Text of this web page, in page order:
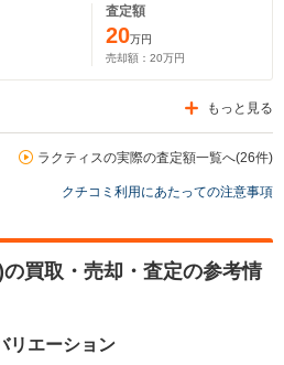
査定額
20万円
売却額： 20万円
もっと見る
ラクティスの実際の査定額一覧へ(26件)
クチコミ利用にあたっての注意事項
買取・売却・査定の参考情
リエーション